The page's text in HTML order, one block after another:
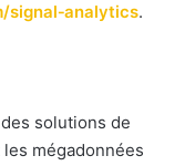
signal‑analytics.
solutions de
mégadonnées